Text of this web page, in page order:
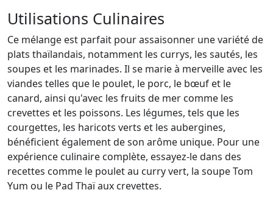
Utilisations Culinaires
Ce mélange est parfait pour assaisonner une variété de
plats thaïlandais, notamment les currys, les sautés, les
soupes et les marinades. Il se marie à merveille avec les
viandes telles que le poulet, le porc, le bœuf et le
canard, ainsi qu'avec les fruits de mer comme les
crevettes et les poissons. Les légumes, tels que les
courgettes, les haricots verts et les aubergines,
bénéficient également de son arôme unique. Pour une
expérience culinaire complète, essayez-le dans des
recettes comme le poulet au curry vert, la soupe Tom
Yum ou le Pad Thaï aux crevettes.